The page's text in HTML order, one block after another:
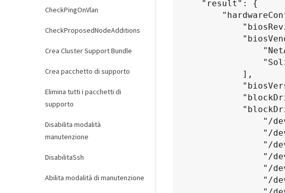
CheckPingOnVlan
CheckProposedNodeAdditions
Crea Cluster Support Bundle
Crea pacchetto di supporto
Elimina tutti i pacchetti di
supporto
Disabilita modalità
manutenzione
DisabilitaSsh
Abilita modalità di manutenzione